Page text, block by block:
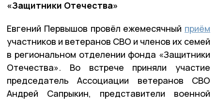
«Защитники Отечества»
Евгений Первышов провёл ежемесячный приём
участников и ветеранов СВО и членов их семей
в региональном отделении фонда «Защитники
Отечества». Во встрече приняли участие
председатель Ассоциации ветеранов СВО
Андрей Сапрыкин, представители военной